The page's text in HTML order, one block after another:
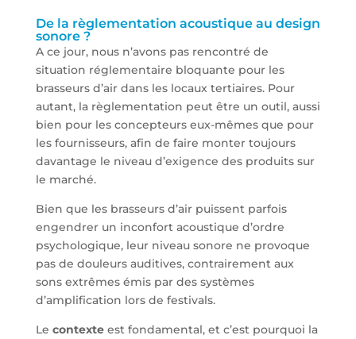
De la règlementation acoustique au design
sonore ?
A ce jour, nous n’avons pas rencontré de
situation réglementaire bloquante pour les
brasseurs d’air dans les locaux tertiaires. Pour
autant, la règlementation peut être un outil, aussi
bien pour les concepteurs eux-mêmes que pour
les fournisseurs, afin de faire monter toujours
davantage le niveau d’exigence des produits sur
le marché.
Bien que les brasseurs d’air puissent parfois
engendrer un inconfort acoustique d’ordre
psychologique, leur niveau sonore ne provoque
pas de douleurs auditives, contrairement aux
sons extrêmes émis par des systèmes
d’amplification lors de festivals.
Le contexteest fondamental, et c’est pourquoi la